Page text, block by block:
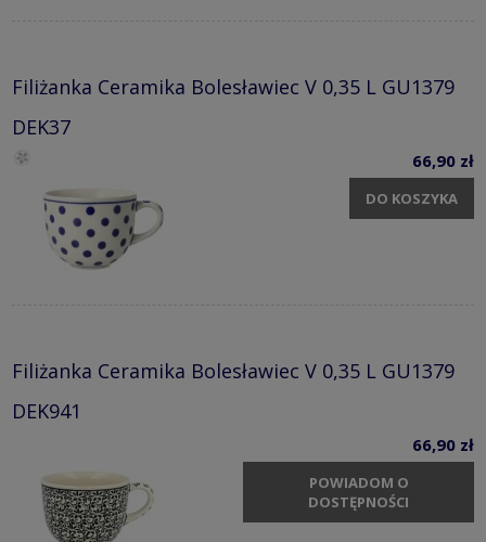
Filiżanka Ceramika Bolesławiec V 0,35 L GU1379
DEK37
66,90 zł
DO KOSZYKA
Filiżanka Ceramika Bolesławiec V 0,35 L GU1379
DEK941
66,90 zł
POWIADOM O
DOSTĘPNOŚCI